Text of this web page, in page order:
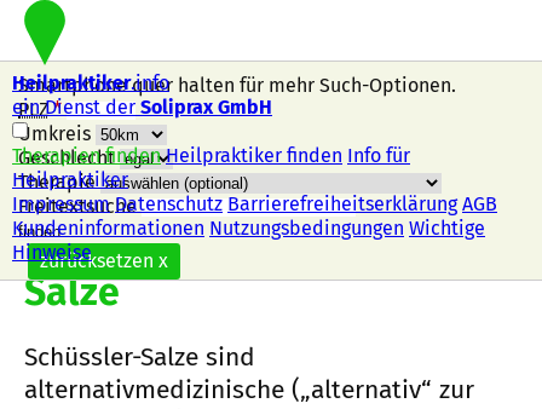
Heilpraktiker.info
ein Dienst der Soliprax GmbH
Therapien finden Heilpraktiker finden Info für
Heilpraktiker
Impressum Datenschutz Barrierefreiheitserklärung AGB
Kundeninformationen Nutzungsbedingungen Wichtige
Hinweise
Smartphone quer halten für mehr Such-Optionen.
PLZ *
Umkreis
Geschlecht
Therapie
Freitextsuche
zurücksetzen x
Nach dieser Therapie suchen
Schüssler
Salze
Schüssler-Salze sind
alternativmedizinische („alternativ“ zur